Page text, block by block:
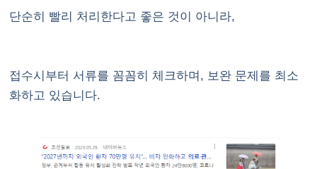
단순히 빨리 처리한다고 좋은 것이 아니라,
접수시부터 서류를 꼼꼼히 체크하며, 보완 문제를 최소
화하고 있습니다.